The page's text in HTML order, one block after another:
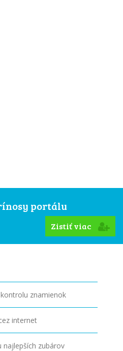
portálu
Zistiť viac
znamienok
internet
najlepších zubárov